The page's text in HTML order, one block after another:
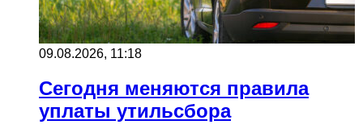
09.08.2026, 11:18
Сегодня меняются правила
уплаты утильсбора